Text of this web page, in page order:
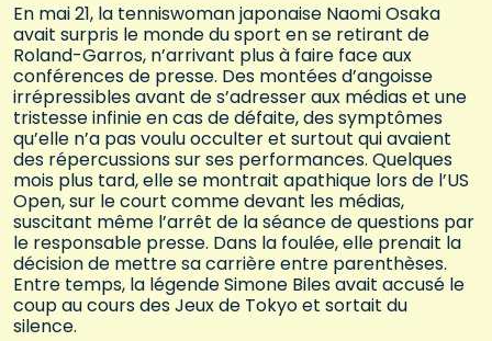
En mai 21, la tenniswoman japonaise Naomi Osaka
avait surpris le monde du sport en se retirant de
Roland-Garros, n’arrivant plus à faire face aux
conférences de presse. Des montées d’angoisse
irrépressibles avant de s’adresser aux médias et une
tristesse infinie en cas de défaite, des symptômes
qu’elle n’a pas voulu occulter et surtout qui avaient
des répercussions sur ses performances. Quelques
mois plus tard, elle se montrait apathique lors de l’US
Open, sur le court comme devant les médias,
suscitant même l’arrêt de la séance de questions par
le responsable presse. Dans la foulée, elle prenait la
décision de mettre sa carrière entre parenthèses.
Entre temps, la légende Simone Biles avait accusé le
coup au cours des Jeux de Tokyo et sortait du
silence.